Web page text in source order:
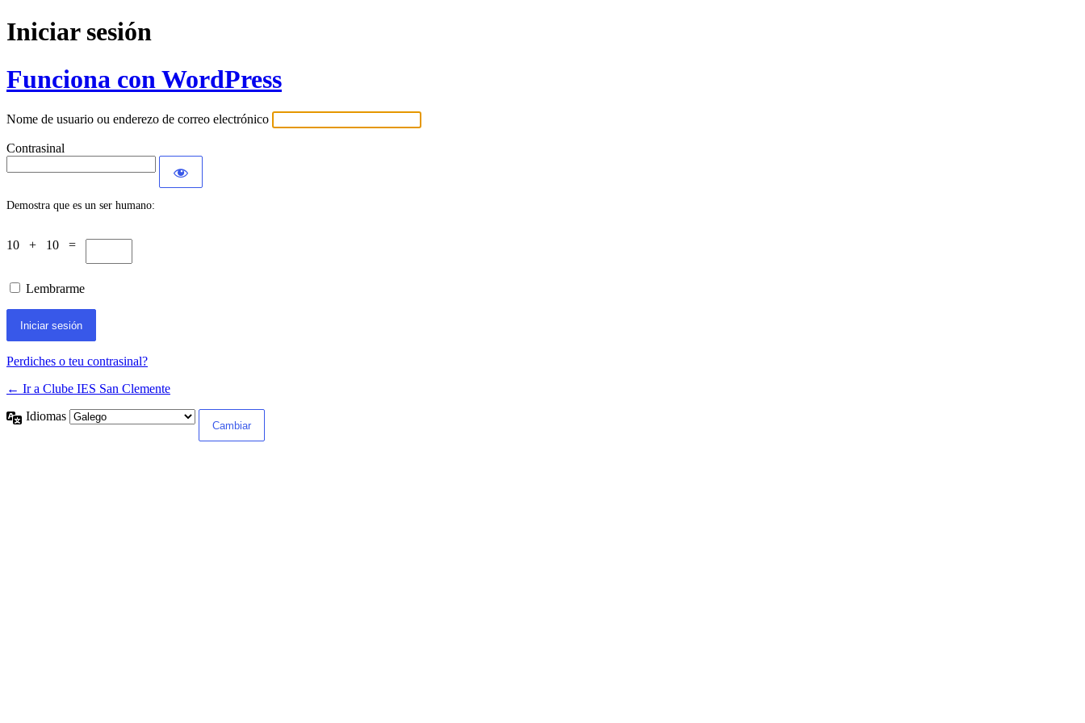
Iniciar sesión
Funciona con WordPress
Nome de usuario ou enderezo de correo electrónico
Contrasinal
Demostra que es un ser humano:
10 + 10 =
Lembrarme
Perdiches o teu contrasinal?
← Ir a Clube IES San Clemente
Idiomas